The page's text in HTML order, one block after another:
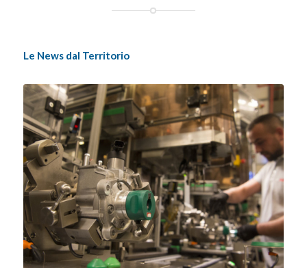
Le News dal Territorio